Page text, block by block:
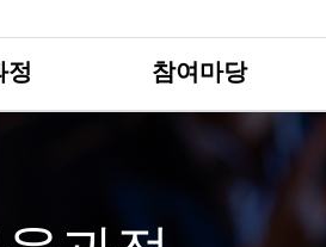
정 참여마당